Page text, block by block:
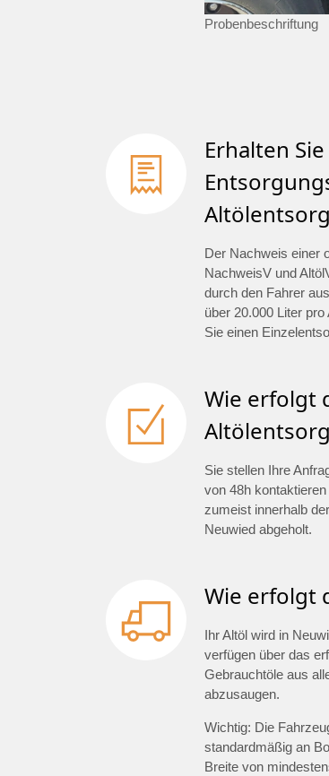
Probenbeschriftung
Erhalten
Der Nachweis einer
NachweisV und
durch den Fahrer
über 20.000 Liter
Sie einen
Wie erfolgt
Sie stellen Ihre
von 48h
zumeist innerhalb
Neuwied abgeholt.
Wie erfolgt
Ihr Altöl wird in
verfügen über das
Gebrauchtöle aus
abzusaugen.
Wichtig: Die
standardmäßig an
Breite von